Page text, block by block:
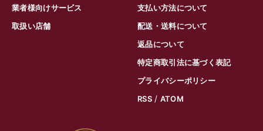
業者様向けサービス
取扱い店舗
支払い方法について
配送・送料について
返品について
特定商取引法に基づく表記
プライバシーポリシー
RSS/ ATOM